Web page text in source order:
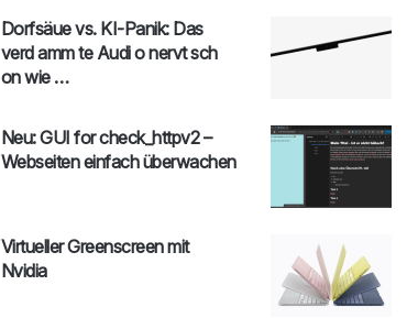
Dorfsäue vs. KI-Panik: Das
verd amm te Audi o nervt sch
on wie …
Neu: GUI for check_httpv2 –
Webseiten einfach überwachen
Virtueller Greenscreen mit
Nvidia